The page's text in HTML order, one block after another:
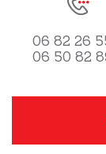
06 82 26
06 50 82